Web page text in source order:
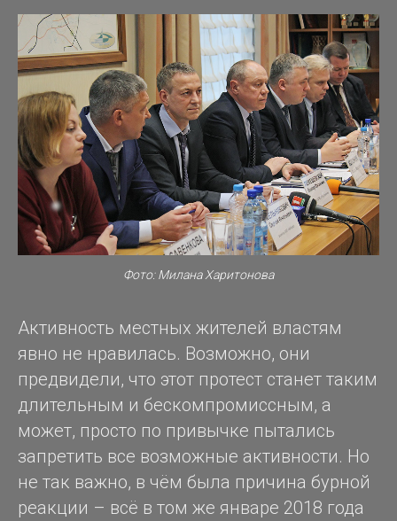
Фото: Милана Харитонова
Активность местных жителей властям
явно не нравилась. Возможно, они
предвидели, что этот протест станет таким
длительным и бескомпромиссным, а
может, просто по привычке пытались
запретить все возможные активности. Но
не так важно, в чём была причина бурной
реакции – всё в том же январе 2018 года